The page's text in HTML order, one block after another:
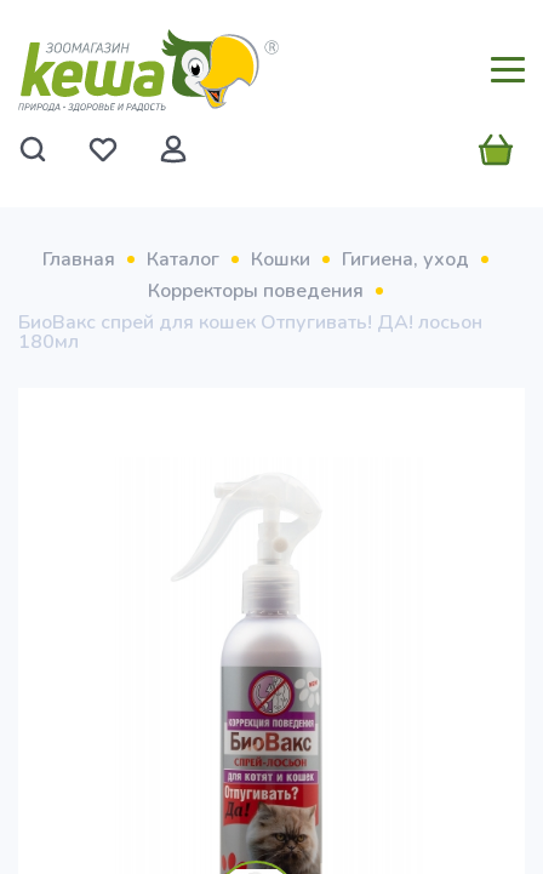
Главная Каталог Кошки
Гигиена, уход
Корректоры поведения
БиоВакс спрей для кошек Отпугивать! ДА! лосьон
180мл